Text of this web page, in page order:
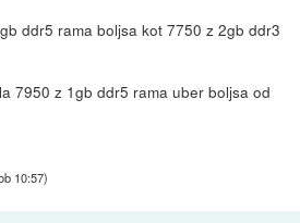
ddr5 rama boljsa kot 7750 z 2gb ddr3
7950 z 1gb ddr5 rama uber boljsa od
10:57)